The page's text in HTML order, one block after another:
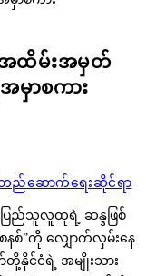
အထိမ်းအမှတ်
မှာစကား
ည်ဆောက်ရေးဆိုင်ရာ
ြည်သူလူထုရဲ့ ဆန္ဒဖြစ်
နစ်”ကို လျှောက်လှမ်းနေ
တို့နိုင်ငံရဲ့ အမျိုးသား